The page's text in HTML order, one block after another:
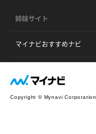
姉妹サイト
マイナビおすすめナビ
Copyright © Mynavi Corporation